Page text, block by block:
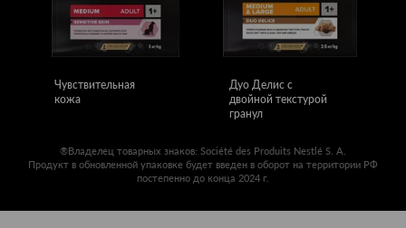
Чувствительная
кожа
Дуо Делис с
двойной текстурой
гранул
®Владелец товарных знаков: Société des Produits Nestlé S. A.
Продукт в обновленной упаковке будет введен в оборот на территории РФ
постепенно до конца 2024 г.